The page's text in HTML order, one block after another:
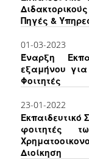
Πηγές &
01-03-2023
Έναρξη
εξαμήνου για
Φοιτητές
23-01-2022
Εκπαιδευτικό
φοιτητές
Διοίκηση